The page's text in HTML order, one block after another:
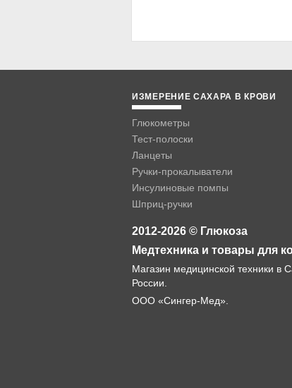
ИЗМЕРЕНИЕ САХАРА В КРОВИ
Глюкометры
Тест-полоски
Ланцеты
Ручки-прокалыватели
Инсулиновые помпы
Шприц-ручки
2012-2026 © Глюкоза
Медтехника и товары для
Магазин медицинской техники в
России.
ООО «Сингер-Мед».